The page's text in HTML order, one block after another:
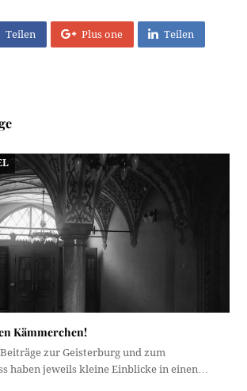
Teilen Plus one Teilen
Kämmerchen!
zur Geisterburg und zum
haben jeweils kleine Einblicke in einen…